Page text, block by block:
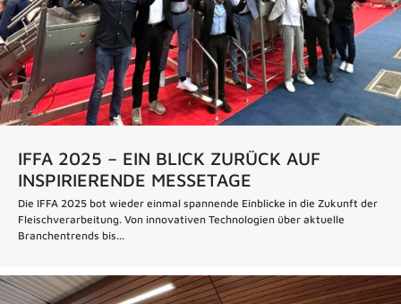
IFFA 2025 – EIN BLICK ZURÜCK AUF
INSPIRIERENDE MESSETAGE
Die IFFA 2025 bot wieder einmal spannende Einblicke in die Zukunft der
Fleischverarbeitung. Von innovativen Technologien über aktuelle
Branchentrends bis...